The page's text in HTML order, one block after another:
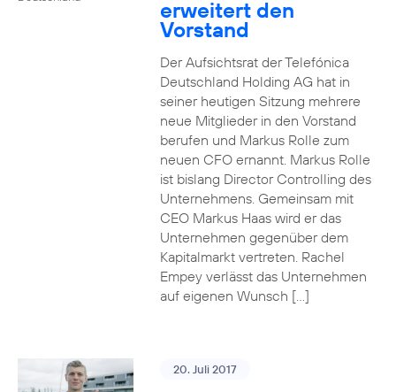
erweitert den
Vorstand
Der Aufsichtsrat der Telefónica
Deutschland Holding AG hat in
seiner heutigen Sitzung mehrere
neue Mitglieder in den Vorstand
berufen und Markus Rolle zum
neuen CFO ernannt. Markus Rolle
ist bislang Director Controlling des
Unternehmens. Gemeinsam mit
CEO Markus Haas wird er das
Unternehmen gegenüber dem
Kapitalmarkt vertreten. Rachel
Empey verlässt das Unternehmen
auf eigenen Wunsch […]
20. Juli 2017